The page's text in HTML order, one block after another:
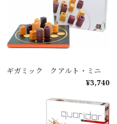
ギガミック クアルト・ミニ
¥3,740